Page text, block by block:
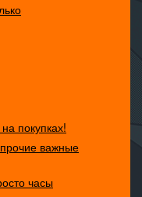
покупках!
важные
часы